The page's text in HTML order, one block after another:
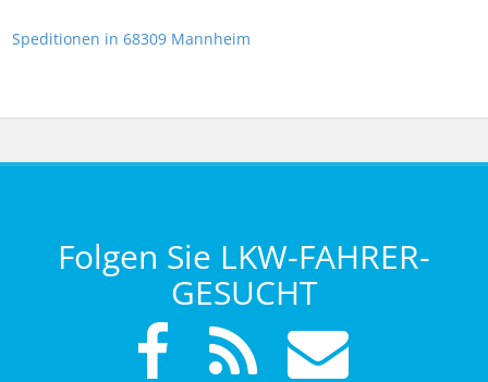
Speditionen in 68309 Mannheim
Folgen Sie LKW-FAHRER-
GESUCHT